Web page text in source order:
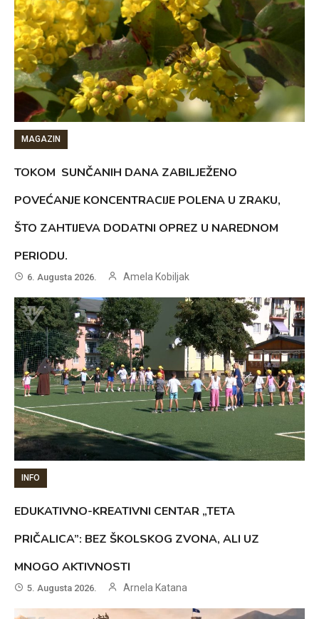
MAGAZIN
TOKOM SUNČANIH DANA ZABILJEŽENO
POVEĆANJE KONCENTRACIJE POLENA U ZRAKU,
ŠTO ZAHTIJEVA DODATNI OPREZ U NAREDNOM
PERIODU.
6. Augusta 2026. Amela Kobiljak
INFO
EDUKATIVNO-KREATIVNI CENTAR „TETA
PRIČALICA”: BEZ ŠKOLSKOG ZVONA, ALI UZ
MNOGO AKTIVNOSTI
5. Augusta 2026. Arnela Katana